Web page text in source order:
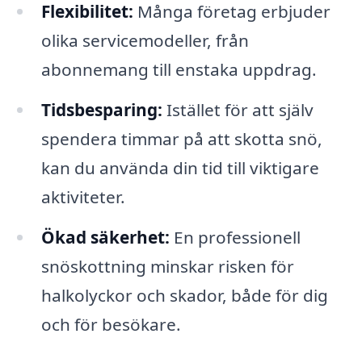
Flexibilitet: Många företag erbjuder
olika servicemodeller, från
abonnemang till enstaka uppdrag.
Tidsbesparing: Istället för att själv
spendera timmar på att skotta snö,
kan du använda din tid till viktigare
aktiviteter.
Ökad säkerhet: En professionell
snöskottning minskar risken för
halkolyckor och skador, både för dig
och för besökare.